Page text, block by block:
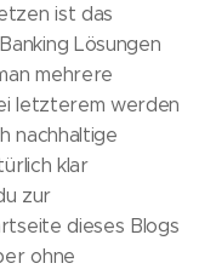
ist das
Lösungen
mehrere
letzterem werden
nachhaltige
klar
zur
dieses Blogs
ohne